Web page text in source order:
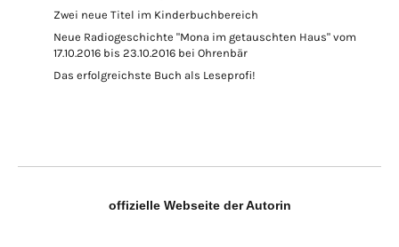
Zwei neue Titel im Kinderbuchbereich
Neue Radiogeschichte "Mona im getauschten Haus" vom
17.10.2016 bis 23.10.2016 bei Ohrenbär
Das erfolgreichste Buch als Leseprofi!
offizielle Webseite der Autorin